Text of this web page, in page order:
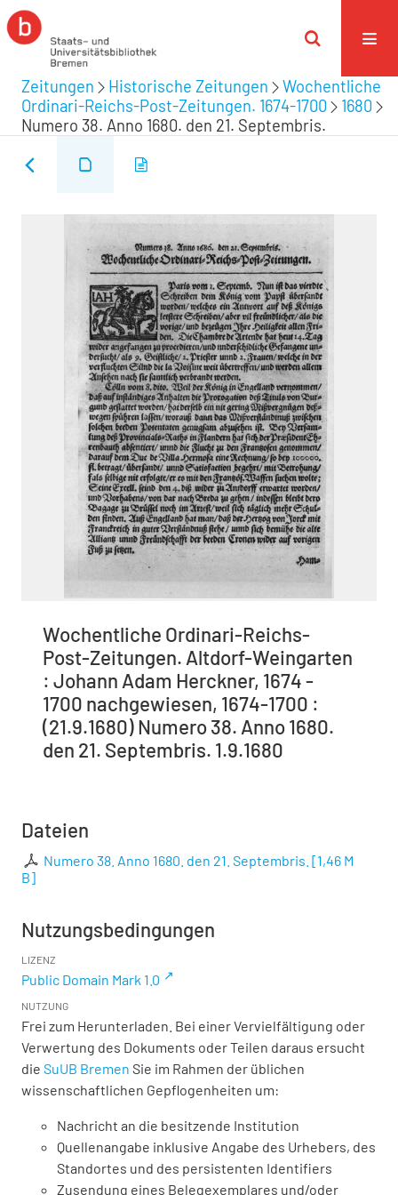
Zeitungen Historische Zeitungen
Wochentliche
Ordinari-Reichs-Post-Zeitungen. 1674-1700
1680
Numero 38. Anno 1680. den 21. Septembris.
Wochentliche Ordinari-Reichs-
Post-Zeitungen. Altdorf-Weingarten
: Johann Adam Herckner, 1674 -
1700 nachgewiesen, 1674-1700 :
(21.9.1680) Numero 38. Anno 1680.
den 21. Septembris. 1.9.1680
Dateien
Numero 38. Anno 1680. den 21. Septembris. [1,46 M
B]
Nutzungsbedingungen
LIZENZ
Public Domain Mark 1.0
NUTZUNG
Frei zum Herunterladen. Bei einer Vervielfältigung oder
Verwertung des Dokuments oder Teilen daraus ersucht
die SuUB Bremen Sie im Rahmen der üblichen
wissenschaftlichen Gepflogenheiten um:
Nachricht an die besitzende Institution
Quellenangabe inklusive Angabe des Urhebers, des
Standortes und des persistenten Identifiers
Zusendung eines Belegexemplares und/oder